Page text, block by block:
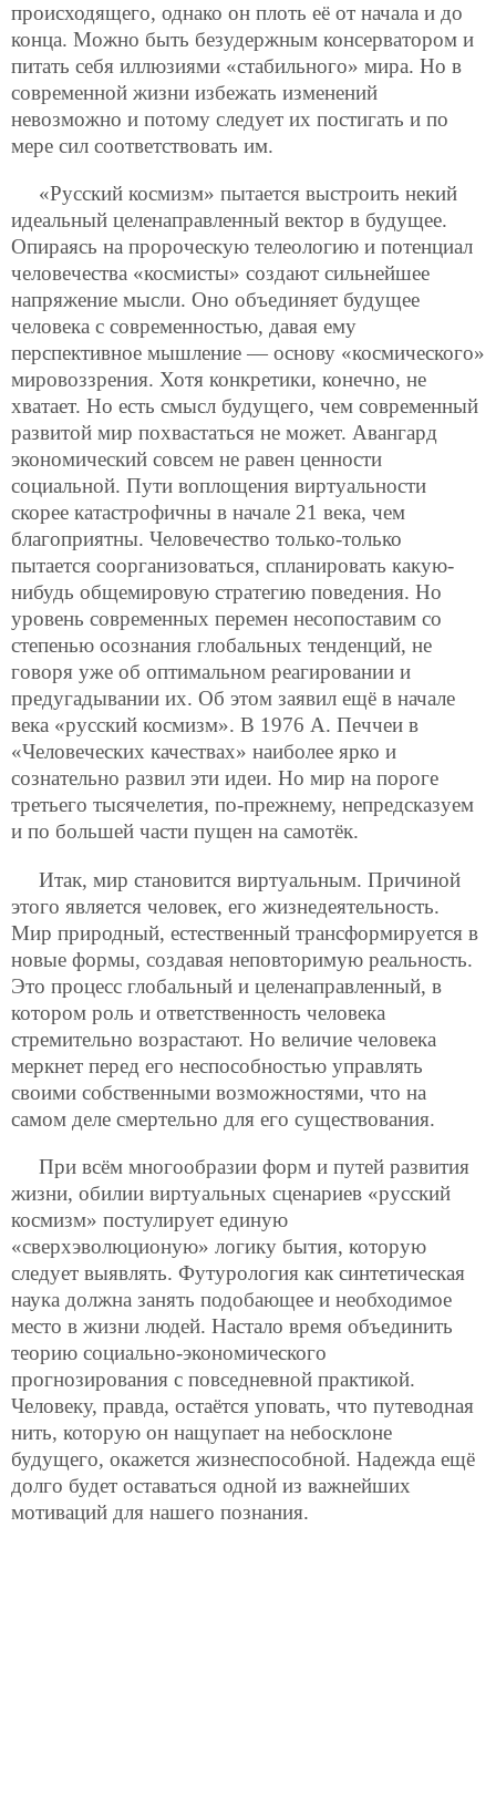
происходящего, однако он плоть её от начала и до
конца. Можно быть безудержным консерватором и
питать себя иллюзиями «стабильного» мира. Но в
современной жизни избежать изменений
невозможно и потому следует их постигать и по
мере сил соответствовать им.
«Русский космизм» пытается выстроить некий
идеальный целенаправленный вектор в будущее.
Опираясь на пророческую телеологию и потенциал
человечества «космисты» создают сильнейшее
напряжение мысли. Оно объединяет будущее
человека с современностью, давая ему
перспективное мышление — основу «космического»
мировоззрения. Хотя конкретики, конечно, не
хватает. Но есть смысл будущего, чем современный
развитой мир похвастаться не может. Авангард
экономический совсем не равен ценности
социальной. Пути воплощения виртуальности
скорее катастрофичны в начале 21 века, чем
благоприятны. Человечество только-только
пытается соорганизоваться, спланировать какую-
нибудь общемировую стратегию поведения. Но
уровень современных перемен несопоставим со
степенью осознания глобальных тенденций, не
говоря уже об оптимальном реагировании и
предугадывании их. Об этом заявил ещё в начале
века «русский космизм». В 1976 А. Печчеи в
«Человеческих качествах» наиболее ярко и
сознательно развил эти идеи. Но мир на пороге
третьего тысячелетия, по-прежнему, непредсказуем
и по большей части пущен на самотёк.
Итак, мир становится виртуальным. Причиной
этого является человек, его жизнедеятельность.
Мир природный, естественный трансформируется в
новые формы, создавая неповторимую реальность.
Это процесс глобальный и целенаправленный, в
котором роль и ответственность человека
стремительно возрастают. Но величие человека
меркнет перед его неспособностью управлять
своими собственными возможностями, что на
самом деле смертельно для его существования.
При всём многообразии форм и путей развития
жизни, обилии виртуальных сценариев «русский
космизм» постулирует единую
«сверхэволюционую» логику бытия, которую
следует выявлять. Футурология как синтетическая
наука должна занять подобающее и необходимое
место в жизни людей. Настало время объединить
теорию социально-экономического
прогнозирования с повседневной практикой.
Человеку, правда, остаётся уповать, что путеводная
нить, которую он нащупает на небосклоне
будущего, окажется жизнеспособной. Надежда ещё
долго будет оставаться одной из важнейших
мотиваций для нашего познания.